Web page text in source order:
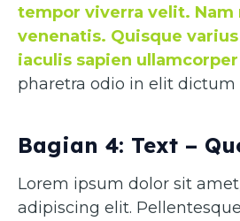
tempor viverra velit. Nam
venenatis. Quisque
iaculis sapien ullamcorper
pharetra odio in elit dictum
Bagian 4: Text –
Lorem ipsum dolor sit
adipiscing elit.